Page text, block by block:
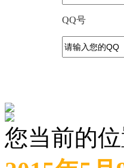
QQ号
您当前的